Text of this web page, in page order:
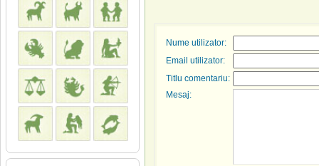
Nume utilizator:
Email utilizator:
Titlu comentariu:
Mesaj: